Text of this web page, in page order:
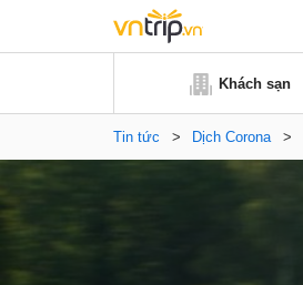
Khách sạn
Tin tức > Dịch Corona >